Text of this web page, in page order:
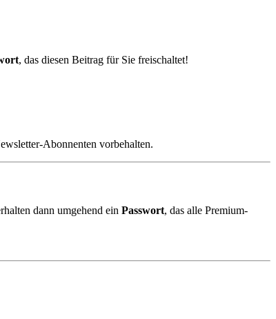
, das diesen Beitrag für Sie freischaltet!
Abonnenten vorbehalten.
dann umgehend ein Passwort, das alle Premium-